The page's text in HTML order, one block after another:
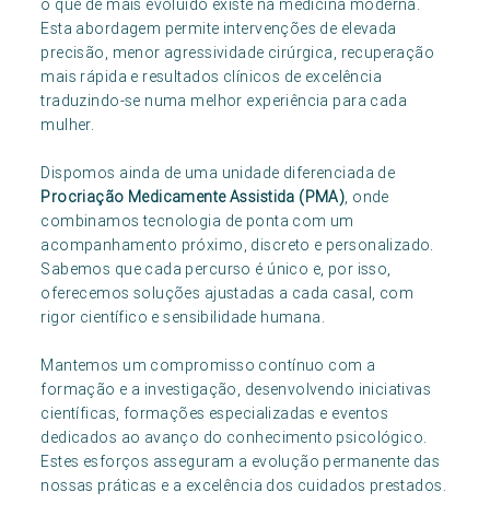
o que de mais evoluído existe na medicina moderna.
Esta abordagem permite intervenções de elevada
precisão, menor agressividade cirúrgica, recuperação
mais rápida e resultados clínicos de excelência
traduzindo-se numa melhor experiência para cada
mulher.
Dispomos ainda de uma unidade diferenciada de
Procriação Medicamente Assistida (PMA), onde
combinamos tecnologia de ponta com um
acompanhamento próximo, discreto e personalizado.
Sabemos que cada percurso é único e, por isso,
oferecemos soluções ajustadas a cada casal, com
rigor científico e sensibilidade humana.
Mantemos um compromisso contínuo com a
formação e a investigação, desenvolvendo iniciativas
científicas, formações especializadas e eventos
dedicados ao avanço do conhecimento psicológico.
Estes esforços asseguram a evolução permanente das
nossas práticas e a excelência dos cuidados prestados.